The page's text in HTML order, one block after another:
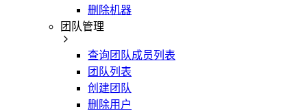
删除机器
团队管理
查询团队成员列表
团队列表
创建团队
删除用户